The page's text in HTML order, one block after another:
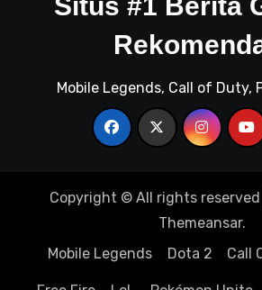
Mobile Legends, Call of Duty,
Copyright © All rights reserved
Themeansar.
Mobile Legends
Dota 2 Call